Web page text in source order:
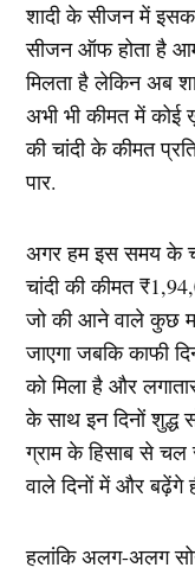
शादी के सीजन में
सीजन ऑफ होता है
मिलता है लेकिन अब
अभी भी कीमत में कोई
की चांदी के कीमत
पार.
अगर हम इस समय के
चांदी की कीमत
जो की आने वाले कुछ
जाएगा जबकि काफी
को मिला है और
के साथ इन दिनों शुद्ध
ग्राम के हिसाब से चल
वाले दिनों में और बढ़ेंगे
हलांकि अलग-अलग